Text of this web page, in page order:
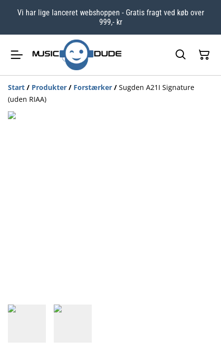
Vi har lige lanceret webshoppen - Gratis fragt ved køb over
999,- kr
Start / Produkter / Forstærker / Sugden A21I Signature
(uden RIAA)